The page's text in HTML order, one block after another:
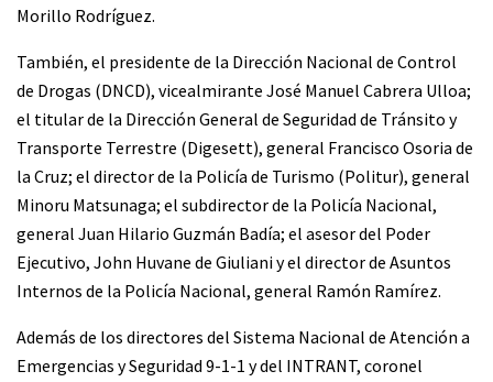
Morillo Rodríguez.
También, el presidente de la Dirección Nacional de Control
de Drogas (DNCD), vicealmirante José Manuel Cabrera Ulloa;
el titular de la Dirección General de Seguridad de Tránsito y
Transporte Terrestre (Digesett), general Francisco Osoria de
la Cruz; el director de la Policía de Turismo (Politur), general
Minoru Matsunaga; el subdirector de la Policía Nacional,
general Juan Hilario Guzmán Badía; el asesor del Poder
Ejecutivo, John Huvane de Giuliani y el director de Asuntos
Internos de la Policía Nacional, general Ramón Ramírez.
Además de los directores del Sistema Nacional de Atención a
Emergencias y Seguridad 9-1-1 y del INTRANT, coronel